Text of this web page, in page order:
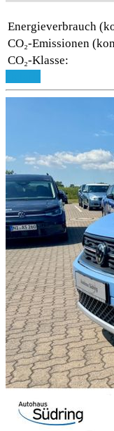
Energieverbrauch
CO₂-Emissionen
CO₂-Klasse: